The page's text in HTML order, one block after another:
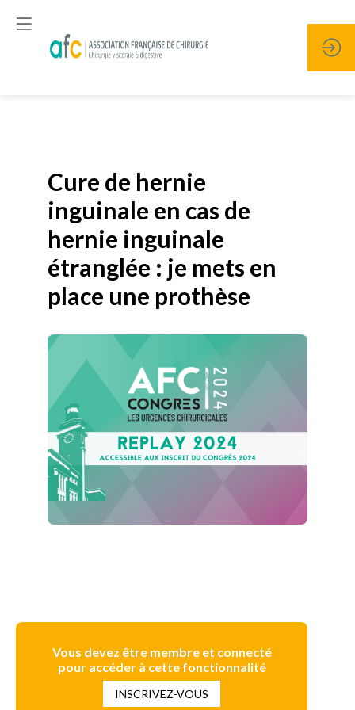
Cure de hernie
inguinale en cas de
hernie inguinale
étranglée : je mets en
place une prothèse
Vous devez être membre et connecté
pour accéder à cette fonctionnalité
INSCRIVEZ-VOUS